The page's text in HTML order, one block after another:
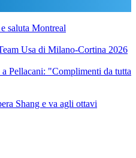
saluta Montreal
Usa di Milano-Cortina 2026
Pellacani: "Complimenti da tutta
Shang e va agli ottavi